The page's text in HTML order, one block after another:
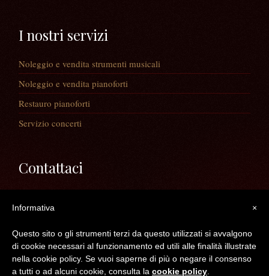
I nostri servizi
Noleggio e vendita strumenti musicali
Noleggio e vendita pianoforti
Restauro pianoforti
Servizio concerti
Contattaci
30020 Noventa di Piave (VE)
Mail: info@longatopianoforti.it
ORARI DEL NEGOZIO
×
Informativa
Questo sito o gli strumenti terzi da questo utilizzati si avvalgono
di cookie necessari al funzionamento ed utili alle finalità illustrate
nella cookie policy. Se vuoi saperne di più o negare il consenso
a tutti o ad alcuni cookie, consulta la cookie policy